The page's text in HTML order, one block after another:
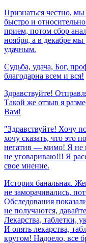
Признаться честно, мы
быстро и
прием, потом сбор
ноября, а в декабре мы
удачным.
Судьба, удача, Бог,
благодарна всем и вся!
Здравствуйте!
Такой же отзыв я
Вам!
"Здравствуйте! Хочу
хочу сказать, что это
негатив — мимо! Я не
не уговариваю!!! Я
свое мнение.
История банальная.
не заморачивались,
Обследования
не получаются,
Лекарства, таблетки,
И опять лекарства,
кругом! Надоело, все